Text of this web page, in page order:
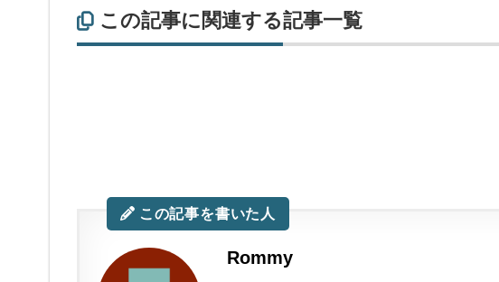
この記事に関連する記事一覧
この記事を書いた人
Rommy